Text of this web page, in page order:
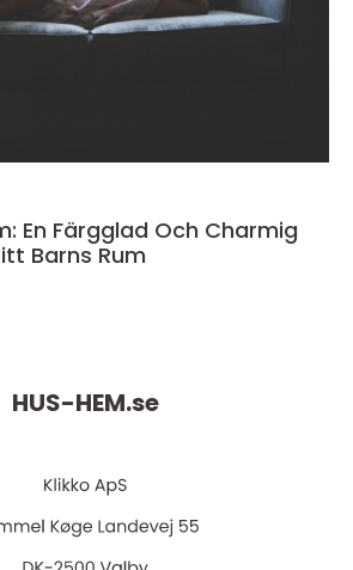
En Färgglad Och Charmig
Barns Rum
HUS-HEM.se